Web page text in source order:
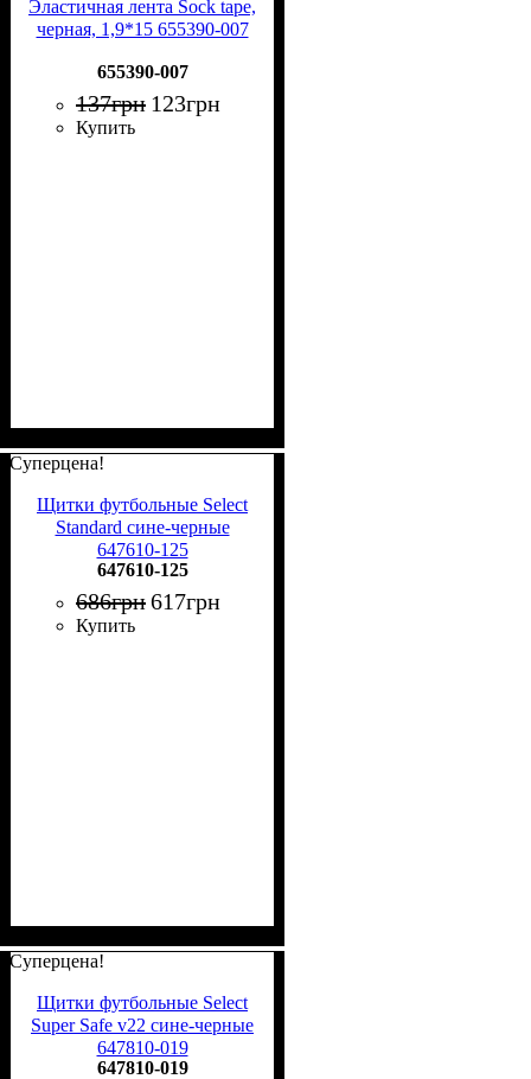
Эластичная лента Sock tape,
черная, 1,9*15 655390-007
655390-007
137грн 123грн
Купить
Суперцена!
Щитки футбольные Select
Standard сине-черные
647610-125
647610-125
686грн617грн
Купить
Суперцена!
Щитки футбольные Select
Super Safe v22 сине-черные
647810-019
647810-019